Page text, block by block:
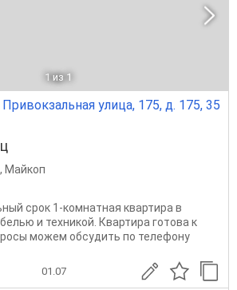
1 из 1
улица, 175, д. 175, 35
, Майкоп
срок 1-комнатная квартира в
и техникой. Квартира готова к
можем обсудить по телефону
01.07